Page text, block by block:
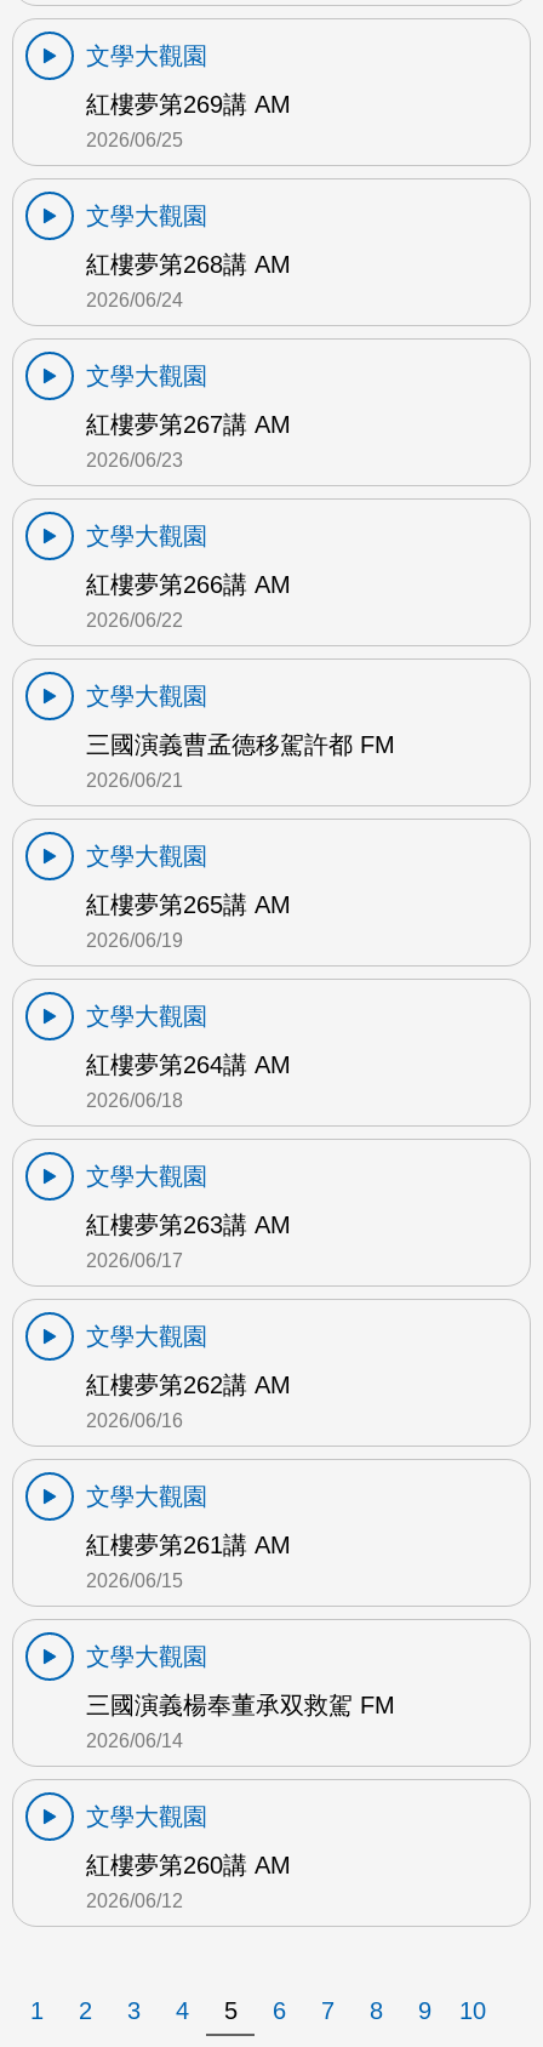
文學大觀園
紅樓夢第269講 AM
2026/06/25
文學大觀園
紅樓夢第268講 AM
2026/06/24
文學大觀園
紅樓夢第267講 AM
2026/06/23
文學大觀園
紅樓夢第266講 AM
2026/06/22
文學大觀園
三國演義曹孟德移駕許都 FM
2026/06/21
文學大觀園
紅樓夢第265講 AM
2026/06/19
文學大觀園
紅樓夢第264講 AM
2026/06/18
文學大觀園
紅樓夢第263講 AM
2026/06/17
文學大觀園
紅樓夢第262講 AM
2026/06/16
文學大觀園
紅樓夢第261講 AM
2026/06/15
文學大觀園
三國演義楊奉董承双救駕 FM
2026/06/14
文學大觀園
紅樓夢第260講 AM
2026/06/12
1 2 3 4 5 6 7 8 9 10